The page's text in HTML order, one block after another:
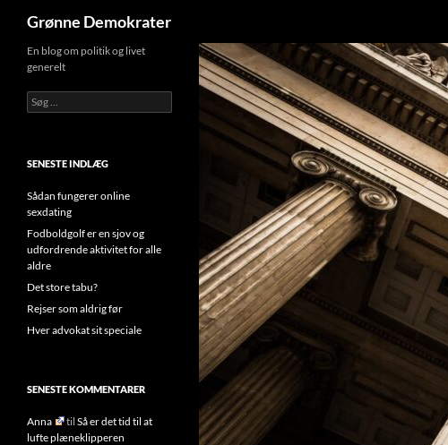
indhold
Grønne Demokrater
En blog om politik og livet
generelt
Søg
efter:
SENESTE INDLÆG
Sådan fungerer online
sexdating
Fodboldgolf er en sjov og
udfordrende aktivitet for alle
aldre
Det store tabu?
Rejser som aldrig før
Hver advokat sit speciale
SENESTE KOMMENTARER
Anna til Så er det tid til at
lufte plæneklipperen